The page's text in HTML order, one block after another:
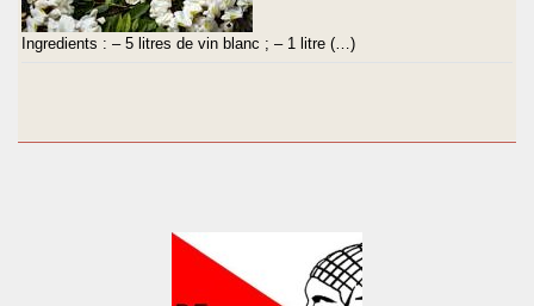
Ingredients : – 5 litres de vin blanc ; – 1 litre (…)